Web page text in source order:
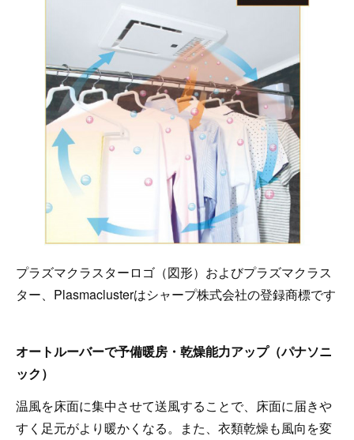
プラズマクラスターロゴ（図形）およびプラズマクラス
ター、Plasmaclusterはシャープ株式会社の登録商標です
オートルーバーで予備暖房・乾燥能力アップ（パナソニ
ック）
温風を床面に集中させて送風することで、床面に届きや
すく足元がより暖かくなる。また、衣類乾燥も風向を変